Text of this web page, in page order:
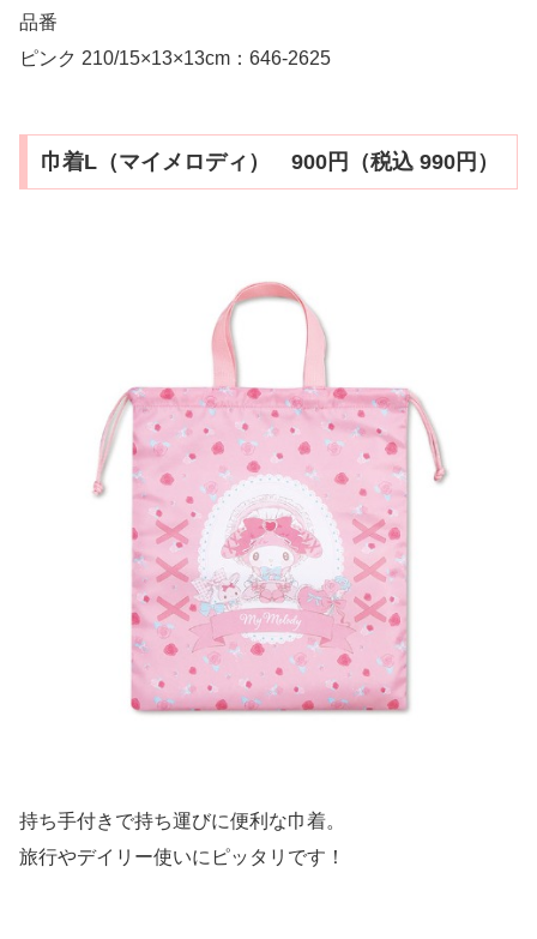
品番
ピンク 210/15×13×13cm：646-2625
巾着L（マイメロディ） 900円（税込 990円）
持ち手付きで持ち運びに便利な巾着。
旅行やデイリー使いにピッタリです！